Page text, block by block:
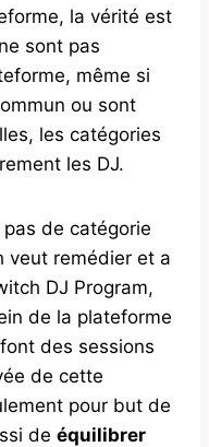
la vérité est
sont pas
même si
ou sont
les catégories
les DJ.
de catégorie
veut remédier et a
DJ Program,
de la plateforme
des sessions
de cette
pour but de
de équilibrer